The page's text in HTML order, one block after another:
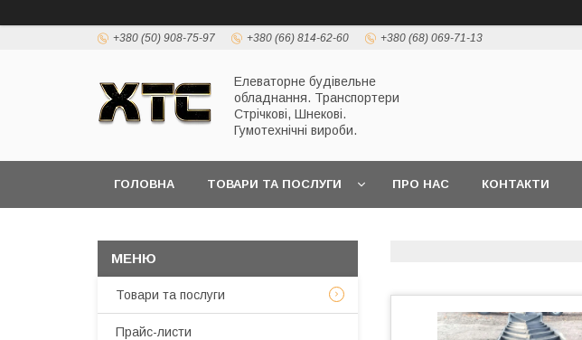
+380 (50) 908-75-97 +380 (66) 814-62-60 +380 (68) 069-71-13
Елеваторне будівельне
обладнання. Транспортери
Стрічкові, Шнекові.
Гумотехнічні вироби.
ГОЛОВНА ТОВАРИ ТА ПОСЛУГИ ПРО НАС КОНТАКТИ
Товари та послуги
Прайс-листи